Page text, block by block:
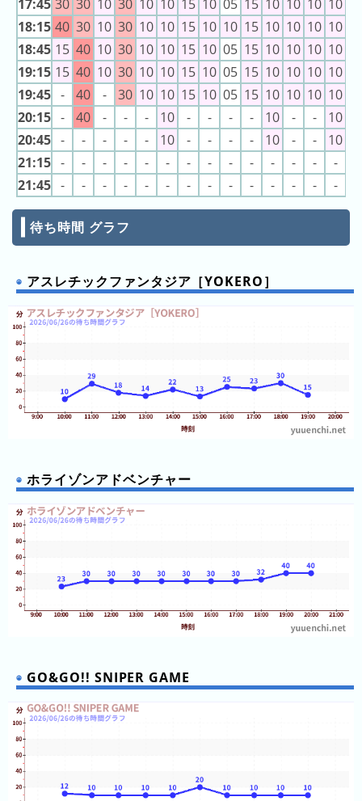
グ
昨
日
の
ラ
ン
キ
ン
グ
今
月
の
ン
キ
ン
の
キ
ン
グ
グ
去
17:45 30 30 10 30 10 10 15 10 05 15 10 10 10 10
18:15 40 30 10 30 10 10 15 10 10 15 10 10 10 10
18:45 15 40 10 30 10 10 15 10 05 15 10 10 10 10
19:15 15 40 10 30 10 10 15 10 05 15 10 10 10 10
19:45 - 40 - 30 10 10 15 10 05 15 10 10 10 10
20:15 - 40 - - - 10 - - - - 10 - - 10
20:45 - - - - - 10 - - - - 10 - - 10
21:15 - - - - - - - - - - - - - -
21:45 - - - - - - - - - - - - - -
待ち時間 グラフ
アスレチックファンタジア［YOKERO］
ホライゾンアドベンチャー
GO&GO!! SNIPER GAME